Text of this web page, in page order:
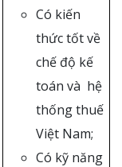
Có kiến
thức tốt về
chế độ kế
toán và hệ
thống thuế
Việt Nam;
Có kỹ năng